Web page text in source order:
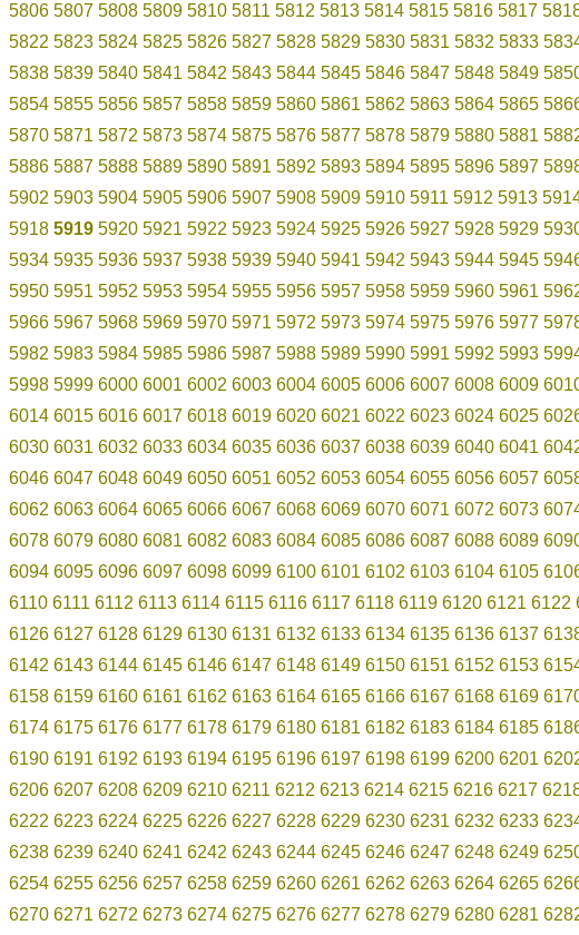
5806 5807 5808 5809 5810 5811 5812 5813 5814 5815 5816 5817
5822 5823 5824 5825 5826 5827 5828 5829 5830 5831 5832 5833
5838 5839 5840 5841 5842 5843 5844 5845 5846 5847 5848 5849
5854 5855 5856 5857 5858 5859 5860 5861 5862 5863 5864 5865
5870 5871 5872 5873 5874 5875 5876 5877 5878 5879 5880 5881
5886 5887 5888 5889 5890 5891 5892 5893 5894 5895 5896 5897
5902 5903 5904 5905 5906 5907 5908 5909 5910 5911 5912 5913
5918 5919 5920 5921 5922 5923 5924 5925 5926 5927 5928 5929
5934 5935 5936 5937 5938 5939 5940 5941 5942 5943 5944 5945
5950 5951 5952 5953 5954 5955 5956 5957 5958 5959 5960 5961
5966 5967 5968 5969 5970 5971 5972 5973 5974 5975 5976 5977
5982 5983 5984 5985 5986 5987 5988 5989 5990 5991 5992 5993
5998 5999 6000 6001 6002 6003 6004 6005 6006 6007 6008 6009
6014 6015 6016 6017 6018 6019 6020 6021 6022 6023 6024 6025
6030 6031 6032 6033 6034 6035 6036 6037 6038 6039 6040 6041
6046 6047 6048 6049 6050 6051 6052 6053 6054 6055 6056 6057
6062 6063 6064 6065 6066 6067 6068 6069 6070 6071 6072 6073
6078 6079 6080 6081 6082 6083 6084 6085 6086 6087 6088 6089
6094 6095 6096 6097 6098 6099 6100 6101 6102 6103 6104 6105
6110 6111 6112 6113 6114 6115 6116 6117 6118 6119 6120 6121 6122
6126 6127 6128 6129 6130 6131 6132 6133 6134 6135 6136 6137
6142 6143 6144 6145 6146 6147 6148 6149 6150 6151 6152 6153
6158 6159 6160 6161 6162 6163 6164 6165 6166 6167 6168 6169
6174 6175 6176 6177 6178 6179 6180 6181 6182 6183 6184 6185
6190 6191 6192 6193 6194 6195 6196 6197 6198 6199 6200 6201
6206 6207 6208 6209 6210 6211 6212 6213 6214 6215 6216 6217
6222 6223 6224 6225 6226 6227 6228 6229 6230 6231 6232 6233
6238 6239 6240 6241 6242 6243 6244 6245 6246 6247 6248 6249
6254 6255 6256 6257 6258 6259 6260 6261 6262 6263 6264 6265
6270 6271 6272 6273 6274 6275 6276 6277 6278 6279 6280 6281